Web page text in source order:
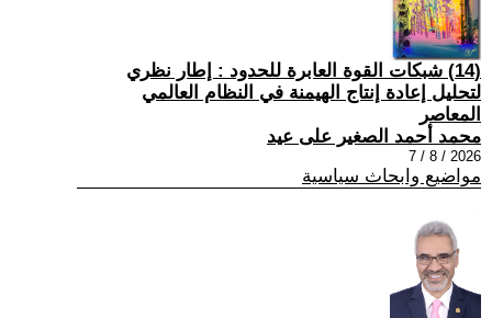
(14) شبكات القوة العابرة للحدود : إطار نظري
لتحليل إعادة إنتاج الهيمنة في النظام العالمي
المعاصر
محمد أحمد الصغير على عيد
2026 / 8 / 7
مواضيع وابحاث سياسية